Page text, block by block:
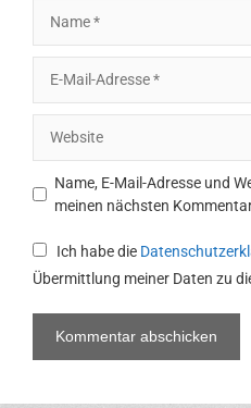
Mail-
Adresse
Name, E-Mail-Adresse und
meinen nächsten
Ich habe die
Übermittlung meiner Daten zu